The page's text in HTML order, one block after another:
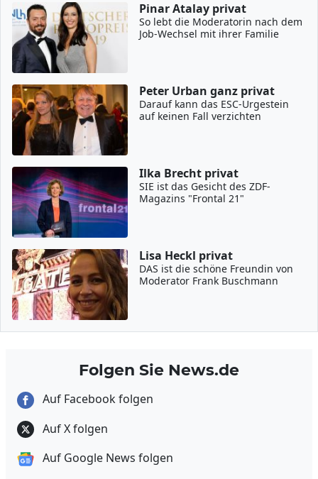
Pinar Atalay privat
So lebt die Moderatorin nach dem
Job-Wechsel mit ihrer Familie
Peter Urban ganz privat
Darauf kann das ESC-Urgestein
auf keinen Fall verzichten
Ilka Brecht privat
SIE ist das Gesicht des ZDF-
Magazins "Frontal 21"
Lisa Heckl privat
DAS ist die schöne Freundin von
Moderator Frank Buschmann
Folgen Sie News.de
Auf Facebook folgen
Auf X folgen
Auf Google News folgen